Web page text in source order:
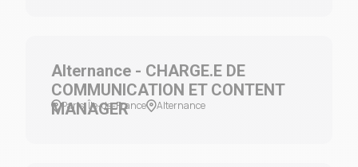
Alternance - CHARGE.E DE
COMMUNICATION ET CONTENT
MANAGER
Paris, Île-de-France Alternance